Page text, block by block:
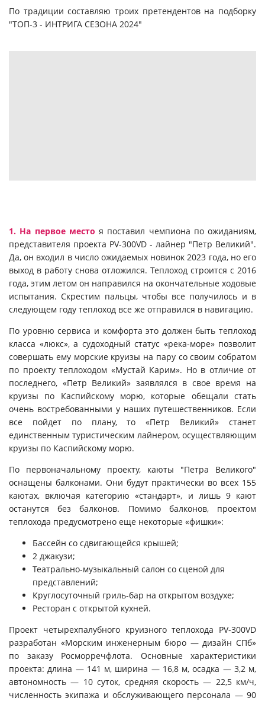
По традиции составляю троих претендентов на подборку
"ТОП-3 - ИНТРИГА СЕЗОНА 2024"
1. На первое место я поставил чемпиона по ожиданиям,
представителя проекта РV-300VD - лайнер "Петр Великий".
Да, он входил в число ожидаемых новинок 2023 года, но его
выход в работу снова отложился. Теплоход строится с 2016
года, этим летом он направился на окончательные ходовые
испытания. Скрестим пальцы, чтобы все получилось и в
следующем году теплоход все же отправился в навигацию.
По уровню сервиса и комфорта это должен быть теплоход
класса «люкс», а судоходный статус «река-море» позволит
совершать ему морские круизы на пару со своим собратом
по проекту теплоходом «Мустай Карим». Но в отличие от
последнего, «Петр Великий» заявлялся в свое время на
круизы по Каспийскому морю, которые обещали стать
очень востребованными у наших путешественников. Если
все пойдет по плану, то «Петр Великий» станет
единственным туристическим лайнером, осуществляющим
круизы по Каспийскому морю.
По первоначальному проекту, каюты "Петра Великого"
оснащены балконами. Они будут практически во всех 155
каютах, включая категорию «стандарт», и лишь 9 кают
останутся без балконов. Помимо балконов, проектом
теплохода предусмотрено еще некоторые «фишки»:
Бассейн со сдвигающейся крышей;
2 джакузи;
Театрально-музыкальный салон со сценой для
представлений;
Круглосуточный гриль-бар на открытом воздухе;
Ресторан с открытой кухней.
Проект четырехпалубного круизного теплохода PV-300VD
разработан «Морским инженерным бюро — дизайн СПб»
по заказу Росморречфлота. Основные характеристики
проекта: длина — 141 м, ширина — 16,8 м, осадка — 3,2 м,
автономность — 10 суток, средняя скорость — 22,5 км/ч,
численность экипажа и обслуживающего персонала — 90